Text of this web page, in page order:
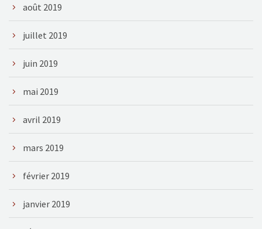
août 2019
juillet 2019
juin 2019
mai 2019
avril 2019
mars 2019
février 2019
janvier 2019